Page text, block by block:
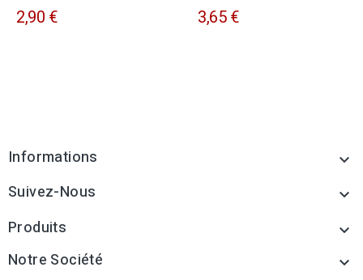
2,90 € 3,65 €
Informations 
Suivez-Nous 
Produits 
Notre Société 